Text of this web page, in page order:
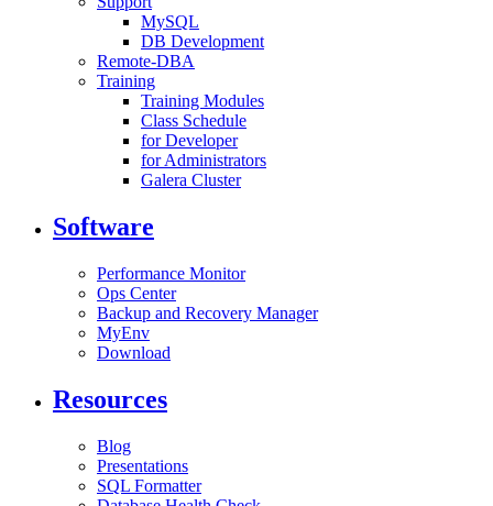
MySQL
DB Development
Remote-DBA
Training
Training Modules
Class Schedule
for Developer
for Administrators
Galera Cluster
Software
Performance Monitor
Ops Center
Backup and Recovery Manager
MyEnv
Download
Resources
Blog
Presentations
SQL Formatter